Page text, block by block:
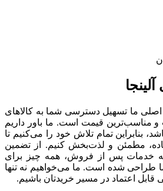
اصلی ما تسهیل دسترسی شما به کالاهای
و مناسب‌ترین قیمت است. ما باور داریم
بنابراین تمام تلاش خود را می‌کنیم تا
ساده، مطمئن و لذت‌بخش کنیم. از تضمین
خدمات پس از فروش، همه چیز برای
طراحی شده است. ما می‌خواهیم نه تنها
قابل اعتماد در مسیر خریدتان باشیم.